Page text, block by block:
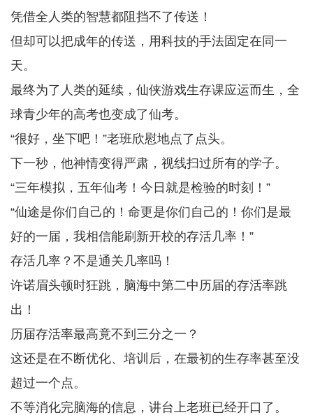
凭借全人类的智慧都阻挡不了传送！
但却可以把成年的传送，用科技的手法固定在同一
天。
最终为了人类的延续，仙侠游戏生存课应运而生，全
球青少年的高考也变成了仙考。
“很好，坐下吧！”老班欣慰地点了点头。
下一秒，他神情变得严肃，视线扫过所有的学子。
“三年模拟，五年仙考！今日就是检验的时刻！”
“仙途是你们自己的！命更是你们自己的！你们是最
好的一届，我相信能刷新开校的存活几率！”
存活几率？不是通关几率吗！
许诺眉头顿时狂跳，脑海中第二中历届的存活率跳
出！
历届存活率最高竟不到三分之一？
这还是在不断优化、培训后，在最初的生存率甚至没
超过一个点。
不等消化完脑海的信息，讲台上老班已经开口了。